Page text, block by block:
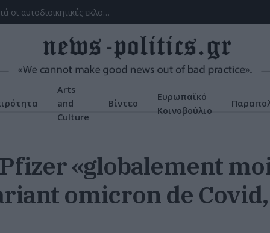
Με το βλέμμα στην κάλπη: πρώτα οι εθνικές, μετά οι αυτοδιοικητικές εκλογές – Τα μέχρι τώρα δεδομένα, οι ενδιαφερόμενοι
Arts
and
Culture
Βίντεο
Ευρωπαϊκό
Κοινοβούλιο
«globalement
omicron de